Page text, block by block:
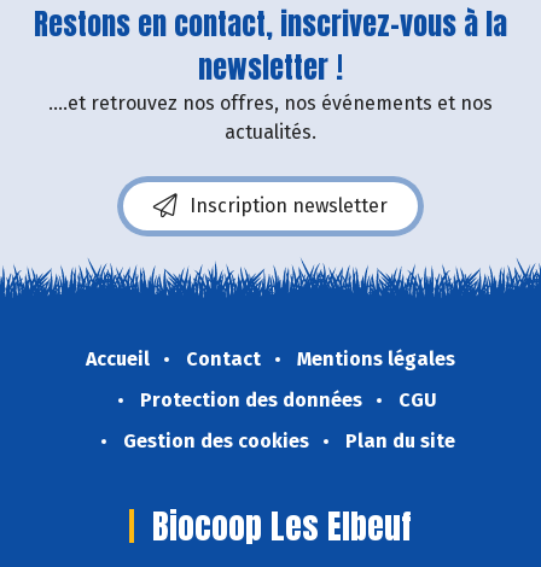
Restons en contact, inscrivez-vous à la
newsletter !
....et retrouvez nos offres, nos événements et nos
actualités.
Inscription newsletter
Accueil Contact
Mentions légales
Protection des données
CGU
Gestion des cookies
Plan du site
Biocoop Les Elbeuf